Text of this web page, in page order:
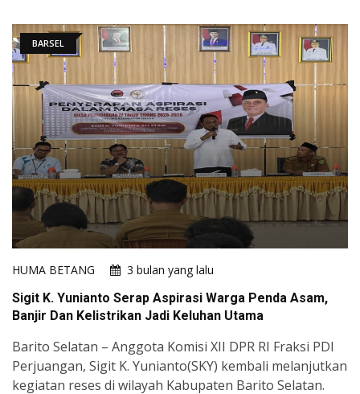
BARSEL
HUMA BETANG
3 bulan yang lalu
Sigit K. Yunianto Serap Aspirasi Warga Penda Asam,
Banjir Dan Kelistrikan Jadi Keluhan Utama
Barito Selatan – Anggota Komisi XII DPR RI Fraksi PDI
Perjuangan, Sigit K. Yunianto(SKY) kembali melanjutkan
kegiatan reses di wilayah Kabupaten Barito Selatan.